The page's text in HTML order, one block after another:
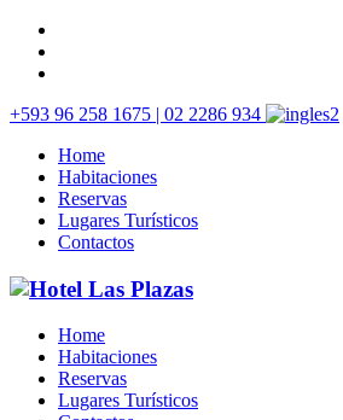
+593 96 258 1675 | 02 2286 934
Home
Habitaciones
Reservas
Lugares Turísticos
Contactos
Home
Habitaciones
Reservas
Lugares Turísticos